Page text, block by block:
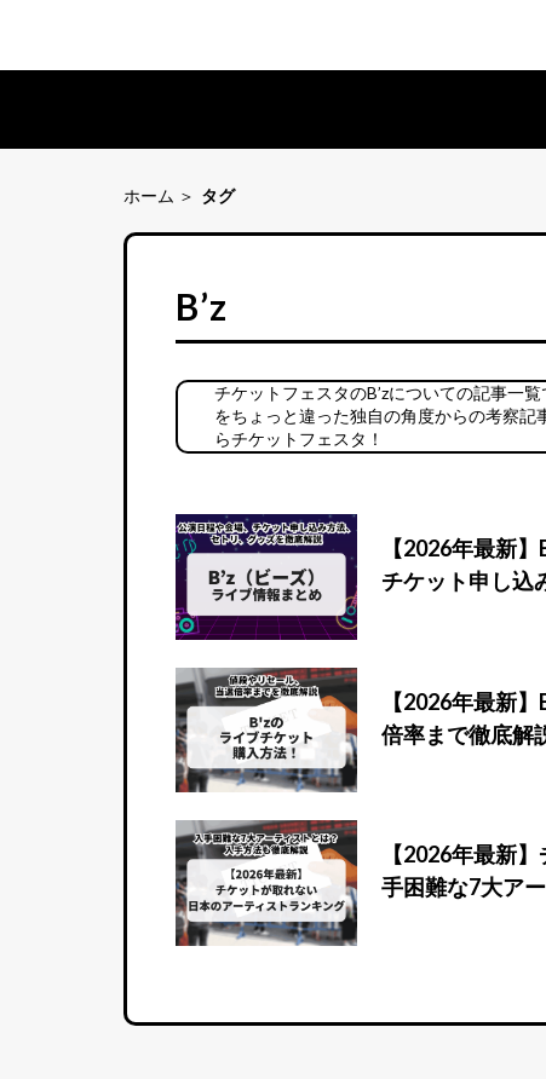
ホーム タグ
B’z
チケットフェスタのB’zについての記事一
をちょっと違った独自の角度からの考察記
らチケットフェスタ！
【2026年最新
チケット申し込
【2026年最新
倍率まで徹底解
【2026年最新
手困難な7大ア